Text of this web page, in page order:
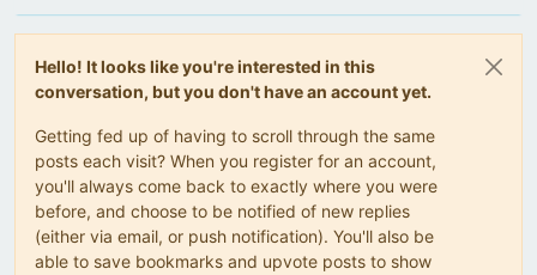
Hello! It looks like you're interested in this
conversation, but you don't have an account yet.
Getting fed up of having to scroll through the same
posts each visit? When you register for an account,
you'll always come back to exactly where you were
before, and choose to be notified of new replies
(either via email, or push notification). You'll also be
able to save bookmarks and upvote posts to show